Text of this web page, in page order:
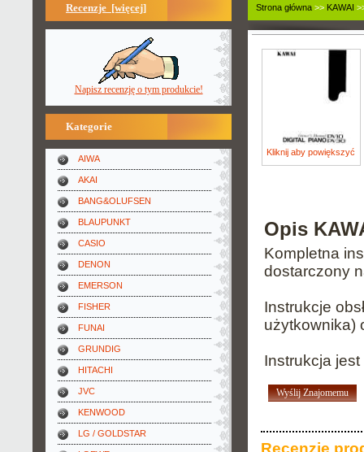
Recenzje [więcej]
Napisz recenzję o tym produkcie!
Kategorie
AIWA
AKAI
BANG&OLUFSEN
BLAUPUNKT
CASIO
DENON
EMERSON
FISHER
FUNAI
GRUNDIG
HITACHI
JVC
KENWOOD
LG / GOLDSTAR
Strona główna >> KAWAI
Kliknij aby powiększyć
Opis
Kompletna
dostarczony
Instrukcje
użytkownika)
Instrukcja
Wyślij Znajomemu